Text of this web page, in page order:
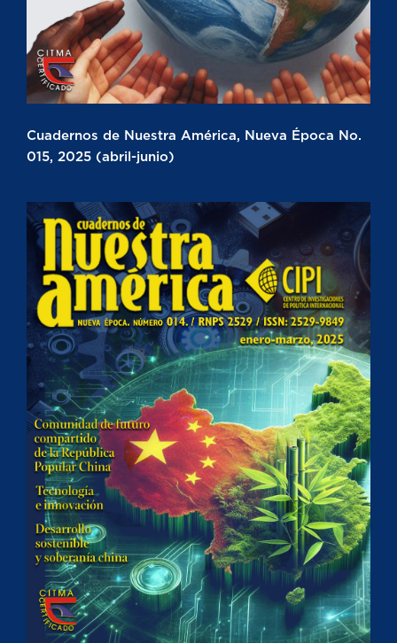
Cuadernos de Nuestra América, Nueva Época No.
015, 2025 (abril-junio)